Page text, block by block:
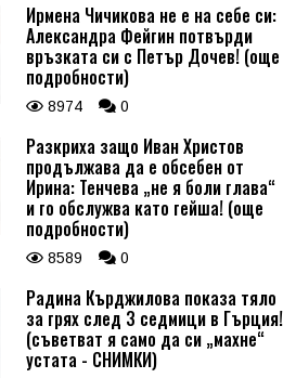
Ирмена Чичикова не е на себе си:
Александра Фейгин потвърди
връзката си с Петър Дочев! (още
подробности)
8974 0
Разкриха защо Иван Христов
продължава да е обсебен от
Ирина: Тенчева „не я боли глава“
и го обслужва като гейша! (още
подробности)
8589 0
Радина Кърджилова показа тяло
за грях след 3 седмици в Гърция!
(съветват я само да си „махне“
устата - СНИМКИ)